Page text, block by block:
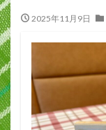
2025年11月9日